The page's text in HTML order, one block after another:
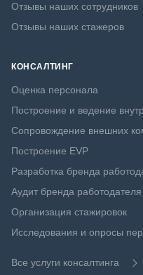
Отзывы наших сотрудников
Отзывы наших стажеров
КОНСАЛТИНГ
Оценка персонала
Построение и ведение
Сопровождение внешних
Построение EVP
Разработка бренда
Аудит бренда работодателя
Организация стажировок
Исследования и опросы
Все услуги консалтинга